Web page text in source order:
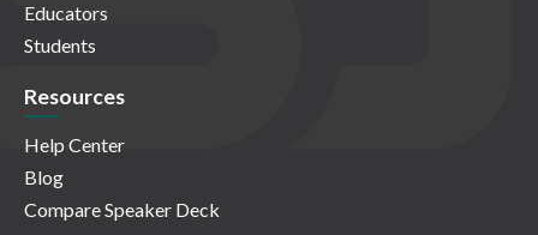
Educators
Students
Resources
Help Center
Blog
Compare Speaker Deck